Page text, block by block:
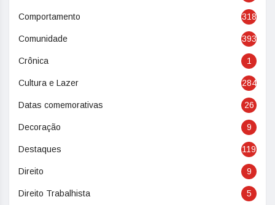
Comportamento 318
Comunidade 393
Crônica 1
Cultura e Lazer 284
Datas comemorativas 26
Decoração 9
Destaques 119
Direito 9
Direito Trabalhista 5